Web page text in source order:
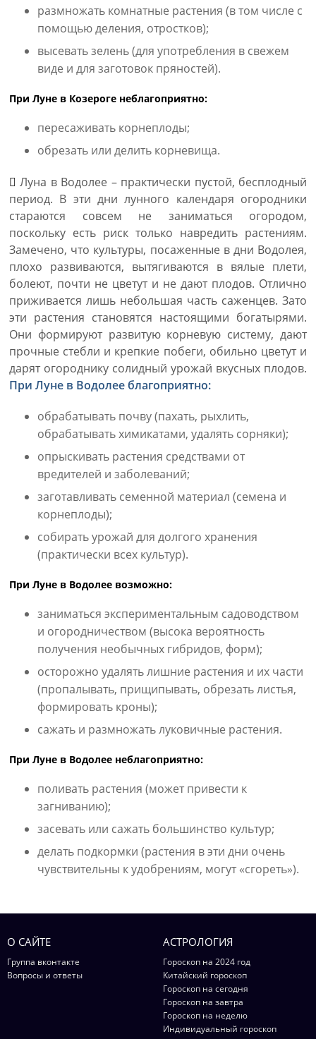
размножать комнатные растения (в том числе с
помощью деления, отростков);
высевать зелень (для употребления в свежем
виде и для заготовок пряностей).
При Луне в Козероге неблагоприятно:
пересаживать корнеплоды;
обрезать или делить корневища.
Луна в Водолее – практически пустой, бесплодный
период. В эти дни лунного календаря огородники
стараются совсем не заниматься огородом,
поскольку есть риск только навредить растениям.
Замечено, что культуры, посаженные в дни Водолея,
плохо развиваются, вытягиваются в вялые плети,
болеют, почти не цветут и не дают плодов. Отлично
приживается лишь небольшая часть саженцев. Зато
эти растения становятся настоящими богатырями.
Они формируют развитую корневую систему, дают
прочные стебли и крепкие побеги, обильно цветут и
дарят огороднику солидный урожай вкусных плодов.
При Луне в Водолее благоприятно:
обрабатывать почву (пахать, рыхлить,
обрабатывать химикатами, удалять сорняки);
опрыскивать растения средствами от
вредителей и заболеваний;
заготавливать семенной материал (семена и
корнеплоды);
собирать урожай для долгого хранения
(практически всех культур).
При Луне в Водолее возможно:
заниматься экспериментальным садоводством
и огородничеством (высока вероятность
получения необычных гибридов, форм);
осторожно удалять лишние растения и их части
(пропалывать, прищипывать, обрезать листья,
формировать кроны);
сажать и размножать луковичные растения.
При Луне в Водолее неблагоприятно:
поливать растения (может привести к
загниванию);
засевать или сажать большинство культур;
делать подкормки (растения в эти дни очень
чувствительны к удобрениям, могут «сгореть»).
О САЙТЕ
Группа вконтакте
Вопросы и ответы
АСТРОЛОГИЯ
Гороскоп на 2024 год
Китайский гороскоп
Гороскоп на сегодня
Гороскоп на завтра
Гороскоп на неделю
Индивидуальный гороскоп